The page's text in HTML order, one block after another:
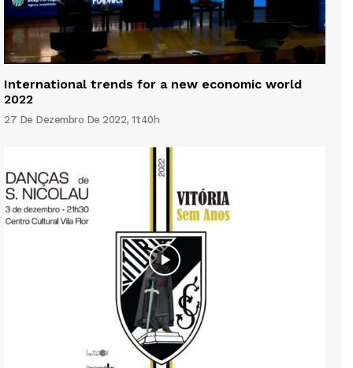
International trends for a new economic world
2022
27 De Dezembro De 2022, 11:40h